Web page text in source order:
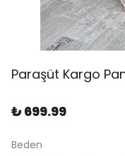
Paraşüt Kargo
₺ 699.99
Beden